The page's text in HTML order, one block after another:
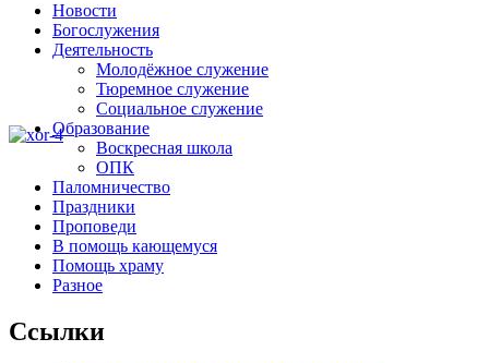
Новости
Богослужения
Деятельность
Молодёжное служение
Тюремное служение
Социальное служение
Образование
Воскресная школа
ОПК
Паломничество
Праздники
Проповеди
В помощь кающемуся
Помощь храму
Разное
Ссылки